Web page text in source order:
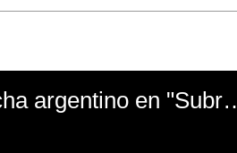
El mal momento de Yanina